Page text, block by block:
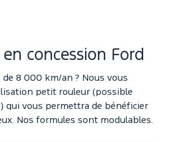
concession Ford
8 000 km/an ? Nous vous
petit rouleur (possible
qui vous permettra de bénéficier
Nos formules sont modulables.